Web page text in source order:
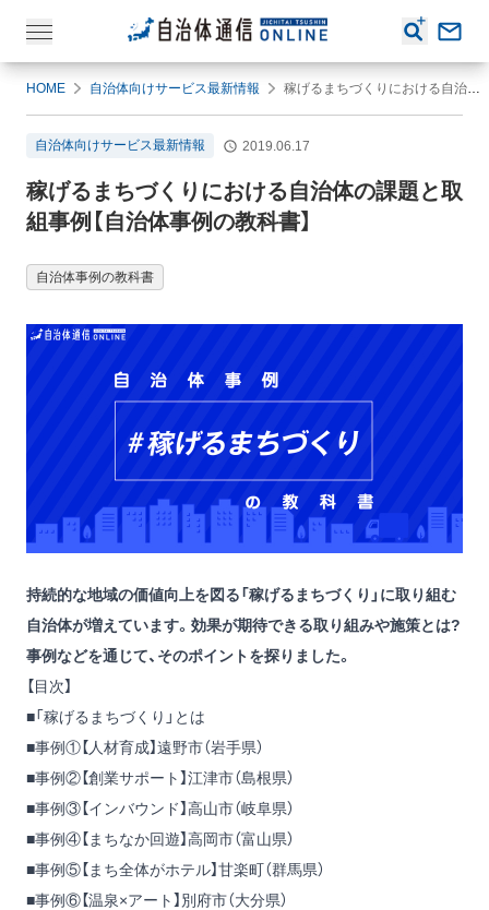
HOME 自治体向けサービス最新情報 稼げるまちづくりにおける自治体の課題と取組事例【自治体事例の教科書】
自治体向けサービス最新情報 2019.06.17
稼げるまちづくりにおける自治体の課題と取
組事例【自治体事例の教科書】
自治体事例の教科書
持続的な地域の価値向上を図る「稼げるまちづくり」に取り組む
自治体が増えています。効果が期待できる取り組みや施策とは?
事例などを通じて、そのポイントを探りました。
【目次】
■「稼げるまちづくり」とは
■事例①【人材育成】遠野市（岩手県）
■事例②【創業サポート】江津市（島根県）
■事例③【インバウンド】高山市（岐阜県）
■事例④【まちなか回遊】高岡市（富山県）
■事例⑤【まち全体がホテル】甘楽町（群馬県）
■事例⑥【温泉×アート】別府市（大分県）